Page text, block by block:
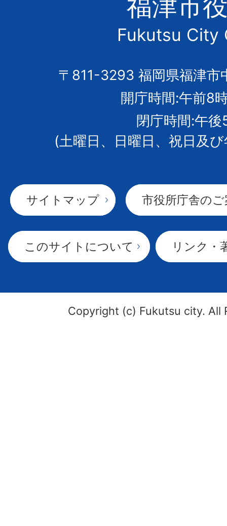
市
の
市
章
Fukutsu City
〒811-3293 福岡県福津市
開庁時間:午前8
閉庁時間:午後
(土曜日、日曜日、祝日及
サイトマップ 市役所庁舎の
このサイトについて リンク・
Copyright (c) Fukutsu city. All